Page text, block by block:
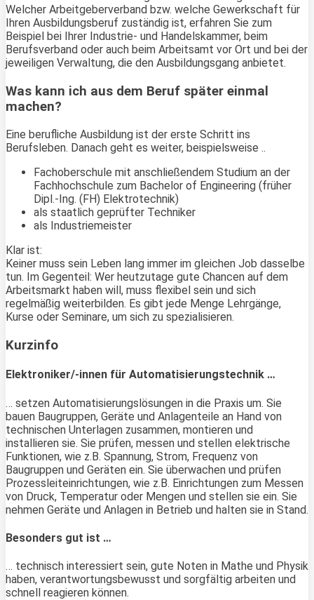
Welcher Arbeitgeberverband bzw. welche Gewerkschaft für
Ihren Ausbildungsberuf zuständig ist, erfahren Sie zum
Beispiel bei Ihrer Industrie- und Handelskammer, beim
Berufsverband oder auch beim Arbeitsamt vor Ort und bei der
jeweiligen Verwaltung, die den Ausbildungsgang anbietet.
Was kann ich aus dem Beruf später einmal
machen?
Eine berufliche Ausbildung ist der erste Schritt ins
Berufsleben. Danach geht es weiter, beispielsweise ..
Fachoberschule mit anschließendem Studium an der
Fachhochschule zum Bachelor of Engineering (früher
Dipl.-Ing. (FH) Elektrotechnik)
als staatlich geprüfter Techniker
als Industriemeister
Klar ist:
Keiner muss sein Leben lang immer im gleichen Job dasselbe
tun. Im Gegenteil: Wer heutzutage gute Chancen auf dem
Arbeitsmarkt haben will, muss flexibel sein und sich
regelmäßig weiterbilden. Es gibt jede Menge Lehrgänge,
Kurse oder Seminare, um sich zu spezialisieren.
Kurzinfo
Elektroniker/-innen für Automatisierungstechnik …
… setzen Automatisierungslösungen in die Praxis um. Sie
bauen Baugruppen, Geräte und Anlagenteile an Hand von
technischen Unterlagen zusammen, montieren und
installieren sie. Sie prüfen, messen und stellen elektrische
Funktionen, wie z.B. Spannung, Strom, Frequenz von
Baugruppen und Geräten ein. Sie überwachen und prüfen
Prozessleiteinrichtungen, wie z.B. Einrichtungen zum Messen
von Druck, Temperatur oder Mengen und stellen sie ein. Sie
nehmen Geräte und Anlagen in Betrieb und halten sie in Stand.
Besonders gut ist …
… technisch interessiert sein, gute Noten in Mathe und Physik
haben, verantwortungsbewusst und sorgfältig arbeiten und
schnell reagieren können.